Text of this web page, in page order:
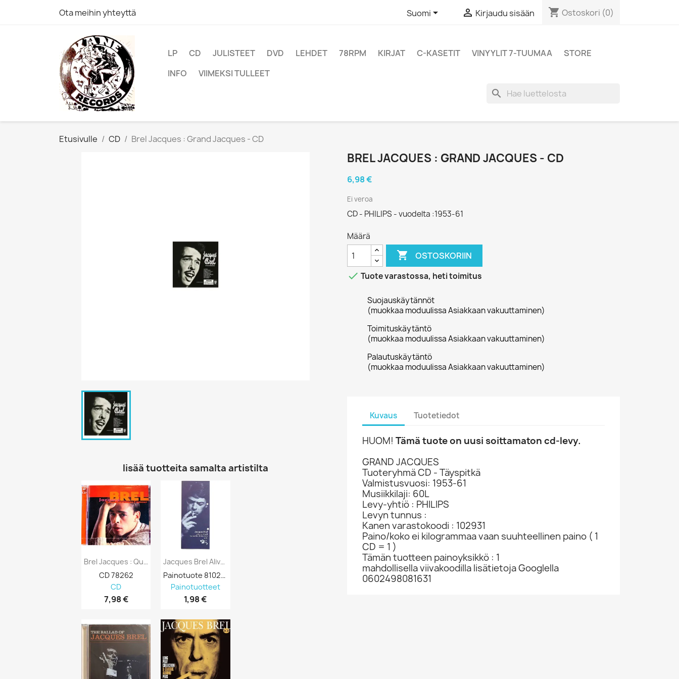
Ota meihin yhteyttä Suomi  Kirjaudu sisään shopping_cart Ostoskori (0)
LP CD JULISTEET DVD LEHDET 78RPM KIRJAT C-KASETIT VINYYLIT 7-TUUMAA
STORE
INFO
VIIMEKSI TULLEET
search
Etusivulle CD Brel Jacques : Grand Jacques - CD
lisää tuotteita samalta artistilta
Brel Jacques : Quand On N'a Que L'amour...
CD 78262
CD
7,98 €
Jacques Brel Alive And Well 1970’s LP Ja...
Painotuote 810251
Painotuotteet
1,98 €
BREL JACQUES : GRAND JACQUES - CD
6,98 €
Ei veroa
CD - PHILIPS - vuodelta :1953-61
Määrä
 OSTOSKORIIN
 Tuote varastossa, heti toimitus
Suojauskäytännöt
(muokkaa moduulissa Asiakkaan vakuuttaminen)
Toimituskäytäntö
(muokkaa moduulissa Asiakkaan vakuuttaminen)
Palautuskäytäntö
(muokkaa moduulissa Asiakkaan vakuuttaminen)
Kuvaus Tuotetiedot
HUOM! Tämä tuote on uusi soittamaton cd-levy.
GRAND JACQUES
Tuoteryhmä CD - Täyspitkä
Valmistusvuosi: 1953-61
Musiikkilaji: 60L
Levy-yhtiö : PHILIPS
Levyn tunnus :
Kanen varastokoodi : 102931
Paino/koko ei kilogrammaa vaan suuhteellinen paino ( 1
CD = 1 )
Tämän tuotteen painoyksikkö : 1
mahdollisella viivakoodilla lisätietoja Googlella
0602498081631